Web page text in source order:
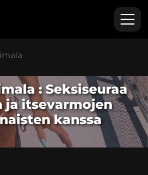
: Seksiseuraa
ja itsevarmojen
kanssa